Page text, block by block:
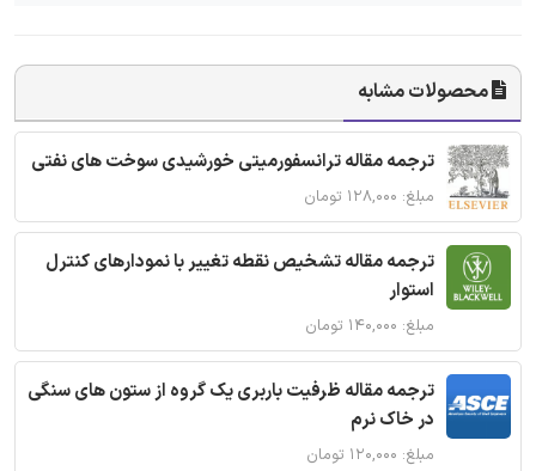
محصولات مشابه
ترجمه مقاله ترانسفورمیتی خورشیدی سوخت های نفتی
مبلغ: ۱۲۸,۰۰۰ تومان
ترجمه مقاله تشخیص نقطه تغییر با نمودارهای کنترل
استوار
مبلغ: ۱۴۰,۰۰۰ تومان
ترجمه مقاله ظرفیت باربری یک گروه از ستون های سنگی
در خاک نرم
مبلغ: ۱۲۰,۰۰۰ تومان